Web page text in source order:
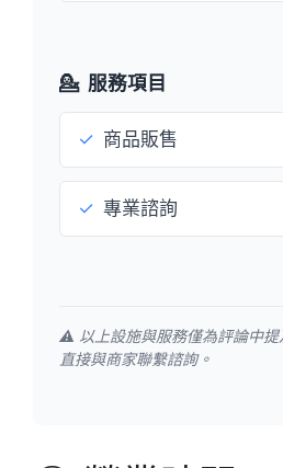
💁 服務項目
✓ 商品販售
✓ 專業諮詢
⚠️ 以上設施與服務僅為評論中提
直接與商家聯繫諮詢。